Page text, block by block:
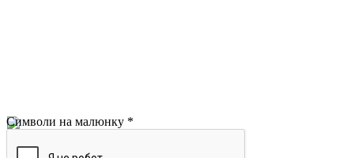
Символи на малюнку *